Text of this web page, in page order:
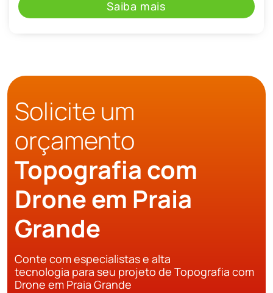
Saiba mais
Solicite um
orçamento
Topografia com
Drone em Praia
Grande
Conte com especialistas e alta
tecnologia para seu projeto de Topografia com
Drone em Praia Grande